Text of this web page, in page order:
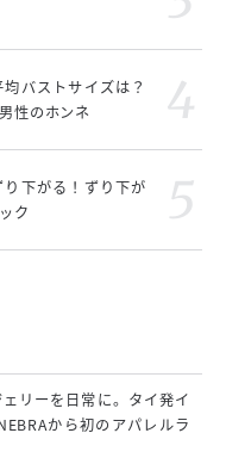
バストサイズは？
性のホンネ
下がる！ずり下が
ク
リーを日常に。タイ発イ
から初のアパレルラ